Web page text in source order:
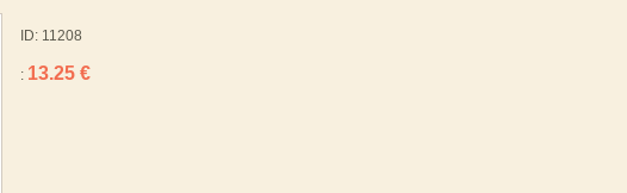
ID: 11208
: 13.25 €